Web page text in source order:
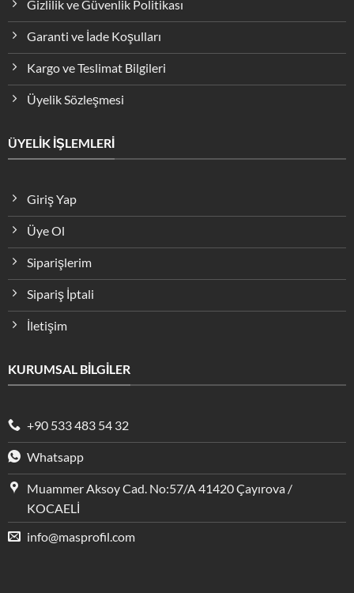
Gizlilik ve Güvenlik Politikası
Garanti ve İade Koşulları
Kargo ve Teslimat Bilgileri
Üyelik Sözleşmesi
ÜYELİK İŞLEMLERİ
Giriş Yap
Üye Ol
Siparişlerim
Sipariş İptali
İletişim
KURUMSAL BİLGİLER
+90 533 483 54 32
Whatsapp
Muammer Aksoy Cad. No:57/A 41420 Çayırova /
KOCAELİ
info@masprofil.com